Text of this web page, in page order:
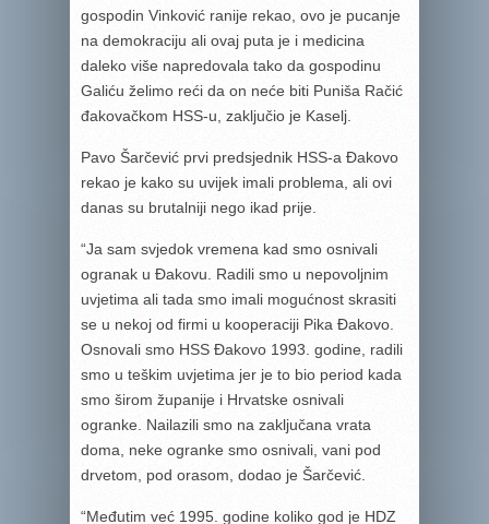
gospodin Vinković ranije rekao, ovo je pucanje
na demokraciju ali ovaj puta je i medicina
daleko više napredovala tako da gospodinu
Galiću želimo reći da on neće biti Puniša Račić
đakovačkom HSS-u, zaključio je Kaselj.
Pavo Šarčević prvi predsjednik HSS-a Đakovo
rekao je kako su uvijek imali problema, ali ovi
danas su brutalniji nego ikad prije.
“Ja sam svjedok vremena kad smo osnivali
ogranak u Đakovu. Radili smo u nepovoljnim
uvjetima ali tada smo imali mogućnost skrasiti
se u nekoj od firmi u kooperaciji Pika Đakovo.
Osnovali smo HSS Đakovo 1993. godine, radili
smo u teškim uvjetima jer je to bio period kada
smo širom županije i Hrvatske osnivali
ogranke. Nailazili smo na zaključana vrata
doma, neke ogranke smo osnivali, vani pod
drvetom, pod orasom, dodao je Šarčević.
“Međutim već 1995. godine koliko god je HDZ